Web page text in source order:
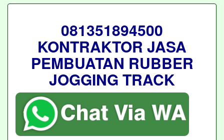
081351894500
KONTRAKTOR JASA
PEMBUATAN RUBBER
JOGGING TRACK